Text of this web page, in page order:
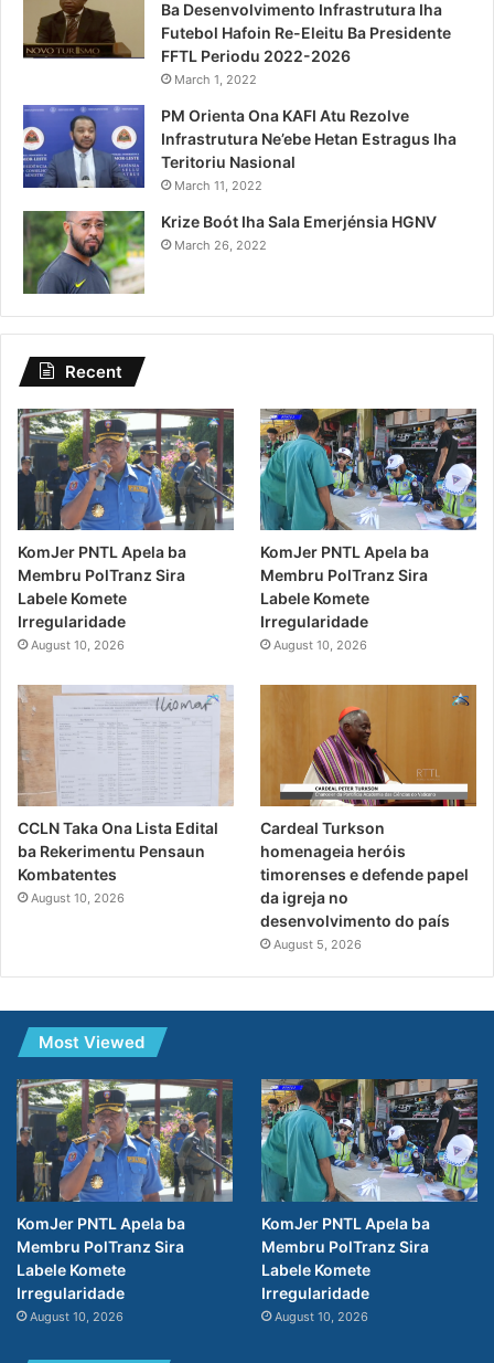
Ba Desenvolvimento Infrastrutura Iha
Futebol Hafoin Re-Eleitu Ba Presidente
FFTL Periodu 2022-2026
March 1, 2022
PM Orienta Ona KAFI Atu Rezolve
Infrastrutura Ne’ebe Hetan Estragus Iha
Teritoriu Nasional
March 11, 2022
Krize Boót Iha Sala Emerjénsia HGNV
March 26, 2022
Recent
KomJer PNTL Apela ba
Membru PolTranz Sira
Labele Komete
Irregularidade
August 10, 2026
KomJer PNTL Apela ba
Membru PolTranz Sira
Labele Komete
Irregularidade
August 10, 2026
CCLN Taka Ona Lista Edital
ba Rekerimentu Pensaun
Kombatentes
August 10, 2026
Cardeal Turkson
homenageia heróis
timorenses e defende papel
da igreja no
desenvolvimento do país
August 5, 2026
Most Viewed
KomJer PNTL Apela ba
Membru PolTranz Sira
Labele Komete
Irregularidade
August 10, 2026
KomJer PNTL Apela ba
Membru PolTranz Sira
Labele Komete
Irregularidade
August 10, 2026